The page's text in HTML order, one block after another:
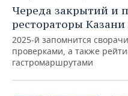
Череда закрытий и
рестораторы
2025-й запомнится
проверками, а также
гастромаршрутами